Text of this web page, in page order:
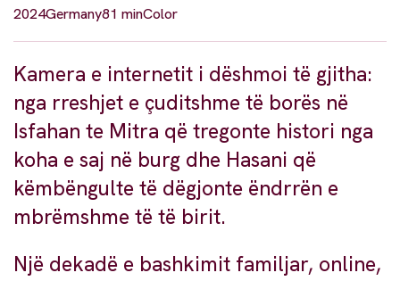
2024Germany81 minColor
Kamera e internetit i dëshmoi të gjitha:
nga rreshjet e çuditshme të borës në
Isfahan te Mitra që tregonte histori nga
koha e saj në burg dhe Hasani që
këmbëngulte të dëgjonte ëndrrën e
mbrëmshme të të birit.
Një dekadë e bashkimit familjar, online,